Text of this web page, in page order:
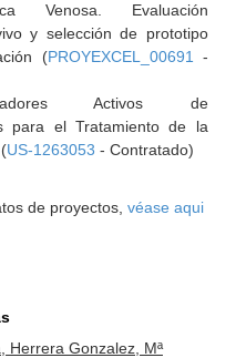
Venosa. Evaluación
y selección de prototipo
(PROYEXCEL_00691
-
Activos de
para el Tratamiento de la
US-1263053 - Contratado)
de proyectos, véase aqui
Herrera Gonzalez, Mª